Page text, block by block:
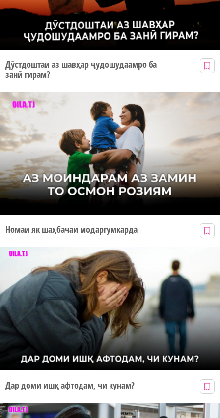
Дӯстдоштаи аз шавҳар ҷудошудаамро ба
занӣ гирам?
Номаи як шаҳбачаи модаргумкарда
Дар доми ишқ афтодам, чи кунам?